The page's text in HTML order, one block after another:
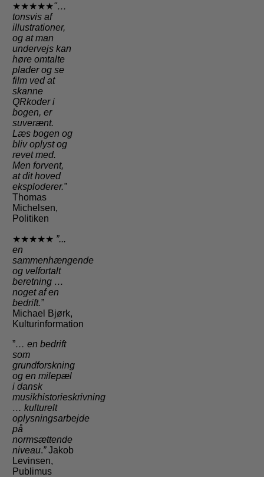
★★★★★"…
tonsvis af
illustrationer,
og at man
undervejs kan
høre omtalte
plader og se
film ved at
skanne
QRkoder i
bogen, er
suverænt.
Læs bogen og
bliv oplyst og
revet med.
Men forvent,
at dit hoved
eksploderer.”
Thomas
Michelsen,
Politiken
★★★★★ ”...
en
sammenhængende
og velfortalt
beretning …
noget af en
bedrift.”
Michael Bjørk,
Kulturinformation
”… en bedrift
som
grundforskning
og en milepæl
i dansk
musikhistorieskrivning
… kulturelt
oplysningsarbejde
på
normsættende
niveau.”Jakob
Levinsen,
Publimus